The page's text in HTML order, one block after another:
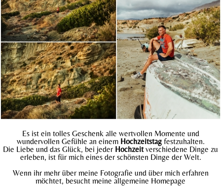
Es ist ein tolles Geschenk alle wertvollen Momente und
wundervollen Gefühle an einem Hochzeitstagfestzuhalten.
Die Liebe und das Glück, bei jeder Hochzeitverschiedene Dinge zu
erleben, ist für mich eines der schönsten Dinge der Welt.
Wenn ihr mehr über meine Fotografie und über mich erfahren
möchtet, besucht meine allgemeine Homepage